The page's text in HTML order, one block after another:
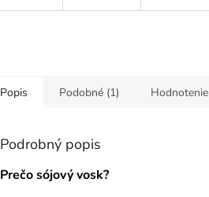
Popis Podobné (1)
Podrobný popis
Prečo sójový vosk?